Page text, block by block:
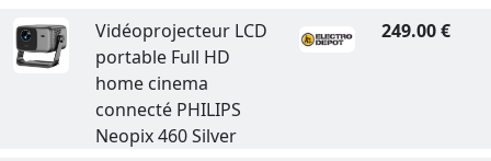
Vidéoprojecteur LCD
portable Full HD
home cinema
connecté PHILIPS
Neopix 460 Silver
249.00 €